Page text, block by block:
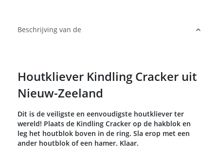
Beschrijving van de
Houtkliever Kindling Cracker uit
Nieuw-Zeeland
Dit is de veiligste en eenvoudigste houtkliever ter
wereld! Plaats de Kindling Cracker op de hakblok en
leg het houtblok boven in de ring. Sla erop met een
ander houtblok of een hamer. Klaar.